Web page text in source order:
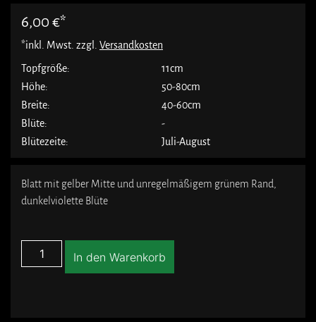
6,00 €
*inkl. Mwst. zzgl. Versandkosten
Topfgröße:
11cm
Höhe:
50-80cm
Breite:
40-60cm
Blüte:
-
Blütezeite:
Juli-August
Blatt mit gelber Mitte und unregelmäßigem grünem Rand,
dunkelviolette Blüte
In den Warenkorb